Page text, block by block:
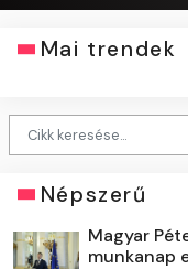
Mai trendek
Népszerű
Magyar
munkanap